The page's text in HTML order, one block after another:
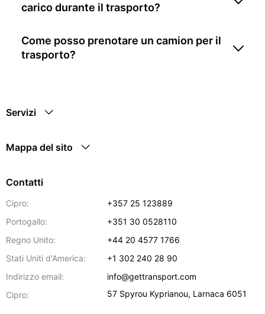
carico durante il trasporto?
Come posso prenotare un camion per il
trasporto?
Servizi
Mappa del sito
Contatti
Cipro:
+357 25 123889
Portogallo:
+351 30 0528110
Regno Unito:
+44 20 4577 1766
Stati Uniti d'America:
+1 302 240 28 90
Indirizzo email:
info@gettransport.com
Cipro:
57 Spyrou Kyprianou, Larnaca 6051